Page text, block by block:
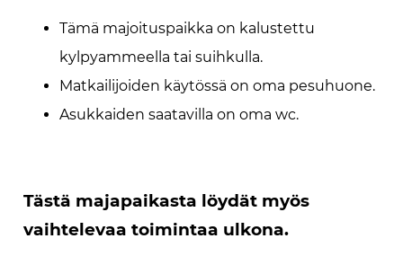
Tämä majoituspaikka on kalustettu
kylpyammeella tai suihkulla.
Matkailijoiden käytössä on oma pesuhuone.
Asukkaiden saatavilla on oma wc.
Tästä majapaikasta löydät myös
vaihtelevaa toimintaa ulkona.